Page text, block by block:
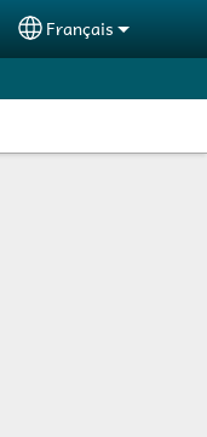
Select your
Français